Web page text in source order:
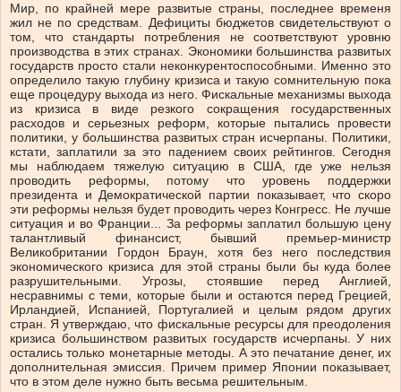
Мир, по крайней мере развитые страны, последнее временя
жил не по средствам. Дефициты бюджетов свидетельствуют о
том, что стандарты потребления не соответствуют уровню
производства в этих странах. Экономики большинства развитых
государств просто стали неконкурентоспособными. Именно это
определило такую глубину кризиса и такую сомнительную пока
еще процедуру выхода из него. Фискальные механизмы выхода
из кризиса в виде резкого сокращения государственных
расходов и серьезных реформ, которые пытались провести
политики, у большинства развитых стран исчерпаны. Политики,
кстати, заплатили за это падением своих рейтингов. Сегодня
мы наблюдаем тяжелую ситуацию в США, где уже нельзя
проводить реформы, потому что уровень поддержки
президента и Демократической партии показывает, что скоро
эти реформы нельзя будет проводить через Конгресс. Не лучше
ситуация и во Франции... За реформы заплатил большую цену
талантливый финансист, бывший премьер-министр
Великобритании Гордон Браун, хотя без него последствия
экономического кризиса для этой страны были бы куда более
разрушительными. Угрозы, стоявшие перед Англией,
несравнимы с теми, которые были и остаются перед Грецией,
Ирландией, Испанией, Португалией и целым рядом других
стран. Я утверждаю, что фискальные ресурсы для преодоления
кризиса большинством развитых государств исчерпаны. У них
остались только монетарные методы. А это печатание денег, их
дополнительная эмиссия. Причем пример Японии показывает,
что в этом деле нужно быть весьма решительным.